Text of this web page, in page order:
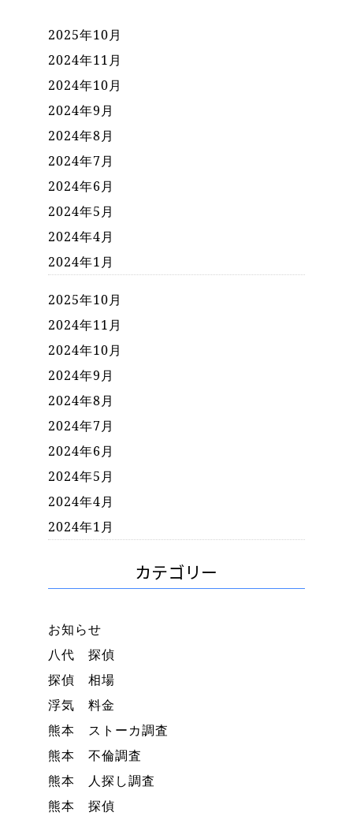
2025年10月
2024年11月
2024年10月
2024年9月
2024年8月
2024年7月
2024年6月
2024年5月
2024年4月
2024年1月
2025年10月
2024年11月
2024年10月
2024年9月
2024年8月
2024年7月
2024年6月
2024年5月
2024年4月
2024年1月
カテゴリー
お知らせ
八代 探偵
探偵 相場
浮気 料金
熊本 ストーカ調査
熊本 不倫調査
熊本 人探し調査
熊本 探偵